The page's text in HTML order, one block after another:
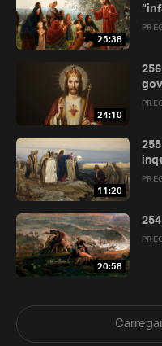
25:38
24:10
11:20
20:58